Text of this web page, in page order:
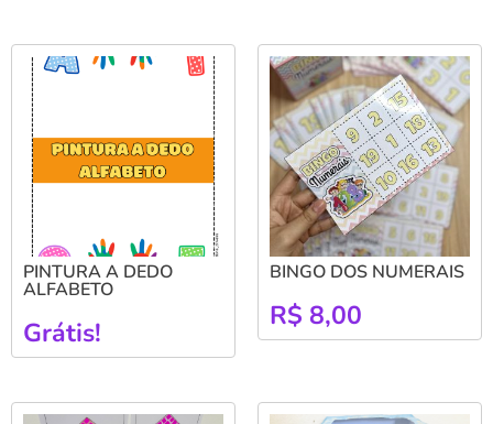
PINTURA A DEDO
ALFABETO
Grátis!
BINGO DOS NUMERAIS
R$ 8,00